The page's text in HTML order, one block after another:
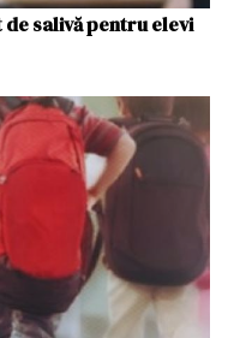
salivă pentru elevi